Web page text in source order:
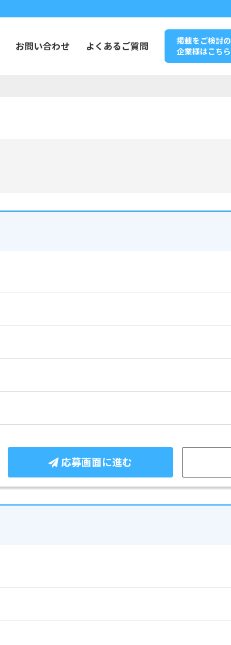
お問い合わせ よくあるご質問
掲載をご検討の
企業様はこちら
応募画面に進む